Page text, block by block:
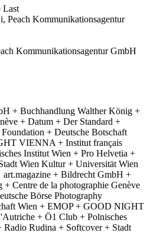
Last
Peach Kommunikationsagentur
Kommunikationsagentur GmbH
+ Buchhandlung Walther König +
+ Datum + Der Standard +
+ Deutsche Botschaft
VIENNA + Institut français
Institut Wien + Pro Helvetia +
Wien Kultur + Universität Wien
art.magazine + Bildrecht GmbH +
Centre de la photographie Genève
Börse Photography
Wien + EMOP + GOOD NIGHT
+ Ö1 Club + Polnisches
Rudina + Softcover + Stadt